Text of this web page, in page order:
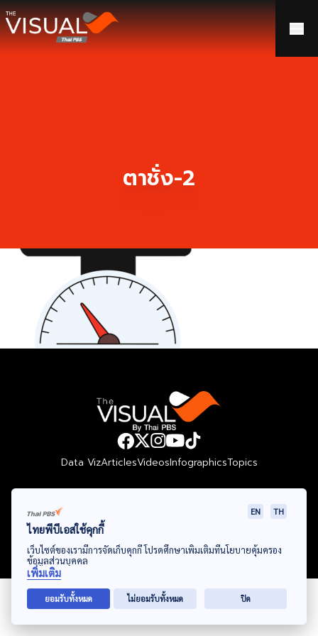
ข้ามไปยังเนื้อหา
ตาชั่ง-2
Data VizArticlesVideosInfographicsTopics
© Thai Public Broadcasting Service. All Rights Reserved
2024
ไทยพีบีเอสใช้คุกกี้
EN TH
เว็บไซต์ของเรามีการจัดเก็บคุกกี้ โปรดศึกษาเพิ่มเติมที่นโยบายคุ้มครอง
ข้อมูลส่วนบุคคล
เพิ่มเติม
ยอมรับทั้งหมด ไม่ยอมรับทั้งหมด ปิด